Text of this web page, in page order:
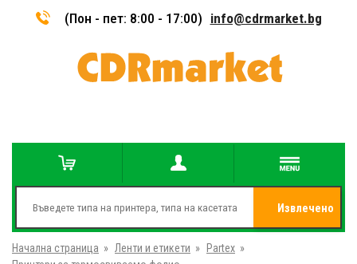
(Пон - пет: 8:00 - 17:00) info@cdrmarket.bg
Извлечено
Начална страница » Ленти и етикети » Partex »